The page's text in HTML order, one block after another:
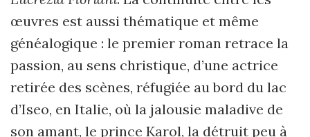
œuvres est aussi thématique et même
généalogique : le premier roman retrace la
passion, au sens christique, d’une actrice
retirée des scènes, réfugiée au bord du lac
d’Iseo, en Italie, où la jalousie maladive de
son amant, le prince Karol, la détruit peu à